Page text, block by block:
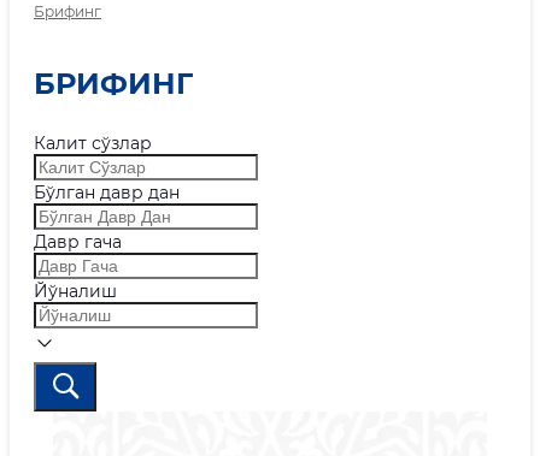
Брифинг
БРИФИНГ
Калит сўзлар
Бўлган давр дан
Давр гача
Йўналиш